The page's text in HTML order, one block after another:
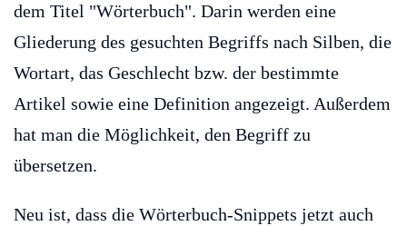
dem Titel "Wörterbuch". Darin werden eine
Gliederung des gesuchten Begriffs nach Silben, die
Wortart, das Geschlecht bzw. der bestimmte
Artikel sowie eine Definition angezeigt. Außerdem
hat man die Möglichkeit, den Begriff zu
übersetzen.
Neu ist, dass die Wörterbuch-Snippets jetzt auch